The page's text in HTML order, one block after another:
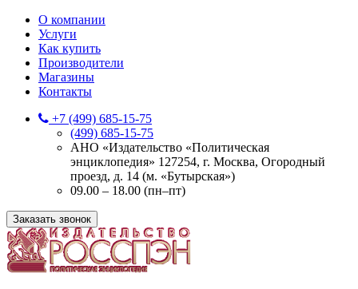
О компании
Услуги
Как купить
Производители
Магазины
Контакты
+7 (499) 685-15-75
(499) 685-15-75
АНО «Издательство «Политическая
энциклопедия» 127254, г. Москва, Огородный
проезд, д. 14 (м. «Бутырская»)
09.00 – 18.00 (пн–пт)
Заказать звонок